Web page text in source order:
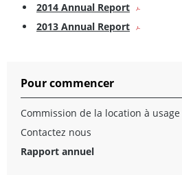
2014 Annual Report
2013 Annual Report
Pour commencer
Commission de la location à
Contactez nous
Rapport annuel